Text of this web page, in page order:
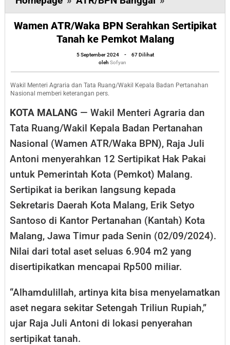
ATR/Waka
BPN
Serahkan
Tanah
ke
Malang
Wamen ATR/Waka BPN Serahkan Sertipikat
Tanah ke Pemkot Malang
5 September 2024
oleh
Sofyan
-
67 Dilihat
oleh Sofyan
Wakil Menteri Agraria dan Tata Ruang/Wakil Kepala Badan Pertanahan
Nasional memberi keterangan pers.
KOTA MALANG — Wakil Menteri Agraria dan
Tata Ruang/Wakil Kepala Badan Pertanahan
Nasional (Wamen ATR/Waka BPN), Raja Juli
Antoni menyerahkan 12 Sertipikat Hak Pakai
untuk Pemerintah Kota (Pemkot) Malang.
Sertipikat ia berikan langsung kepada
Sekretaris Daerah Kota Malang, Erik Setyo
Santoso di Kantor Pertanahan (Kantah) Kota
Malang, Jawa Timur pada Senin (02/09/2024).
Nilai dari total aset seluas 6.904 m2 yang
disertipikatkan mencapai Rp500 miliar.
“Alhamdulillah, artinya kita bisa menyelamatkan
aset negara sekitar Setengah Triliun Rupiah,”
ujar Raja Juli Antoni di lokasi penyerahan
sertipikat tanah.